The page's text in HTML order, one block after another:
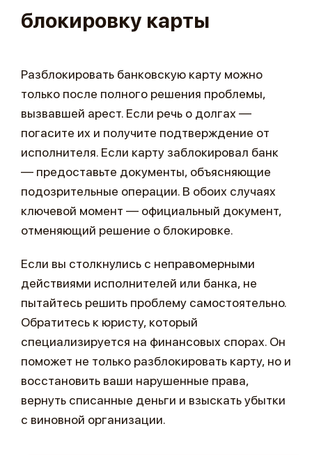
блокировку карты
Разблокировать банковскую карту можно
только после полного решения проблемы,
вызвавшей арест. Если речь о долгах —
погасите их и получите подтверждение от
исполнителя. Если карту заблокировал банк
— предоставьте документы, объясняющие
подозрительные операции. В обоих случаях
ключевой момент — официальный документ,
отменяющий решение о блокировке.
Если вы столкнулись с неправомерными
действиями исполнителей или банка, не
пытайтесь решить проблему самостоятельно.
Обратитесь к юристу, который
специализируется на финансовых спорах. Он
поможет не только разблокировать карту, но и
восстановить ваши нарушенные права,
вернуть списанные деньги и взыскать убытки
с виновной организации.